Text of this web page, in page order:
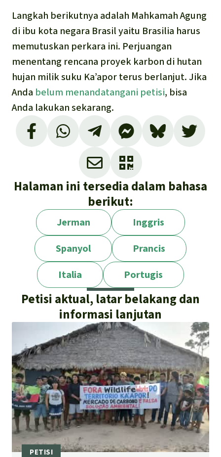
Langkah berikutnya adalah Mahkamah Agung
di ibu kota negara Brasil yaitu Brasilia harus
memutuskan perkara ini. Perjuangan
menentang rencana proyek karbon di hutan
hujan milik suku Ka’apor terus berlanjut. Jika
Anda belum menandatangani petisi, bisa
Anda lakukan sekarang.
Halaman ini tersedia dalam bahasa
berikut:
Jerman
Inggris
Spanyol
Prancis
Italia
Portugis
Petisi aktual, latar belakang dan
informasi lanjutan